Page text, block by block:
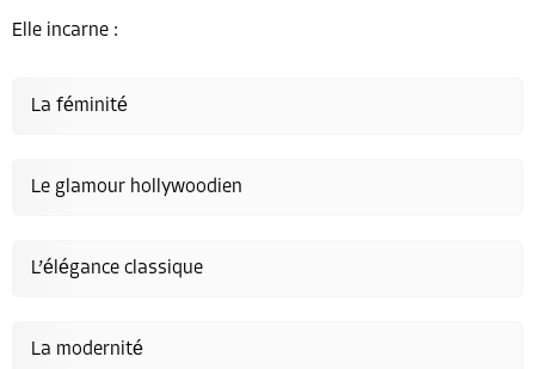
Elle incarne :
La féminité
Le glamour hollywoodien
L’élégance classique
La modernité